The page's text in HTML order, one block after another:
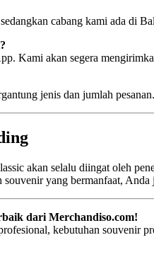
cabang kami ada di
Kami akan segera
jenis dan jumlah
akan selalu diingat oleh
yang bermanfaat,
dari Merchandiso.com!
kebutuhan souvenir